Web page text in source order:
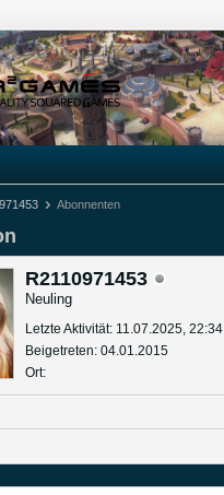
Abonnenten
R2110971453
Neuling
Letzte Aktivität: 11.07.2025, 22:34
Beigetreten: 04.01.2015
Ort: